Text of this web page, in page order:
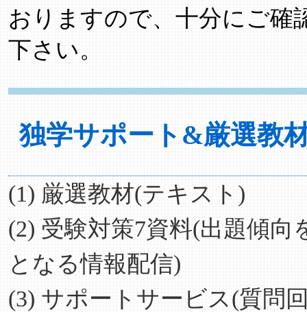
おりますので、十分にご確
下さい。
独学サポート&厳選教
(1) 厳選教材(テキスト)
(2) 受験対策7資料(出題傾
となる情報配信)
(3) サポートサービス(質問